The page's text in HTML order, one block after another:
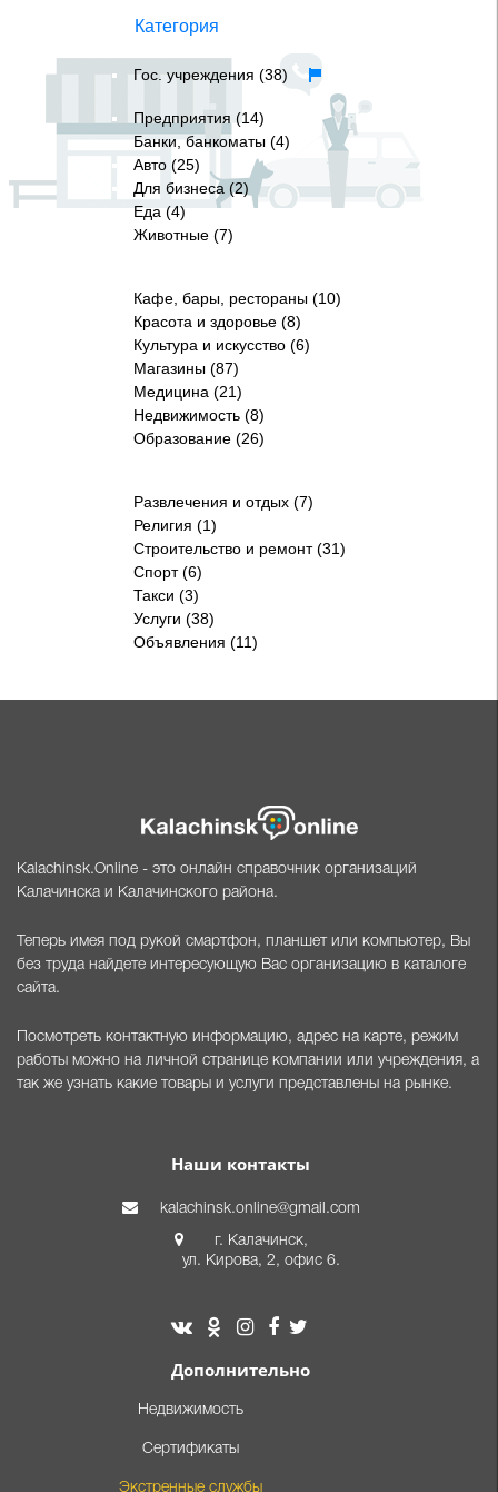
Категория
Гос. учреждения (38)
Предприятия (14)
Банки, банкоматы (4)
Авто (25)
Для бизнеса (2)
Еда (4)
Животные (7)
Кафе, бары, рестораны (10)
Красота и здоровье (8)
Культура и искусство (6)
Магазины (87)
Медицина (21)
Недвижимость (8)
Образование (26)
Развлечения и отдых (7)
Религия (1)
Строительство и ремонт (31)
Спорт (6)
Такси (3)
Услуги (38)
Объявления (11)
Kalachinsk.Online - это онлайн справочник организаций
Калачинска и Калачинского района.
Теперь имея под рукой смартфон, планшет или компьютер, Вы
без труда найдете интересующую Вас организацию в каталоге
сайта.
Посмотреть контактную информацию, адрес на карте, режим
работы можно на личной странице компании или учреждения, а
так же узнать какие товары и услуги представлены на рынке.
Наши контакты
kalachinsk.online@gmail.com
г. Калачинск,
ул. Кирова, 2, офис 6.
Дополнительно
Недвижимость
Сертификаты
Экстренные службы